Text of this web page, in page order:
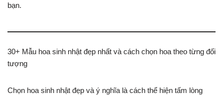
bạn.
30+ Mẫu hoa sinh nhật đẹp nhất và cách chọn hoa theo từng đối
tượng
Chọn hoa sinh nhật đẹp và ý nghĩa là cách thể hiện tấm lòng